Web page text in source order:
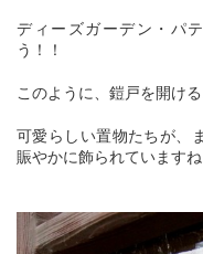
ディーズガーデン・パ
う！！
このように、鎧戸を開け
可愛らしい置物たちが、
賑やかに飾られていますね